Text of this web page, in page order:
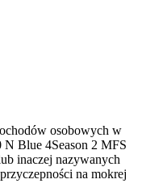
osobowych w
Blue 4Season 2 MFS
inaczej nazywanych
na mokrej